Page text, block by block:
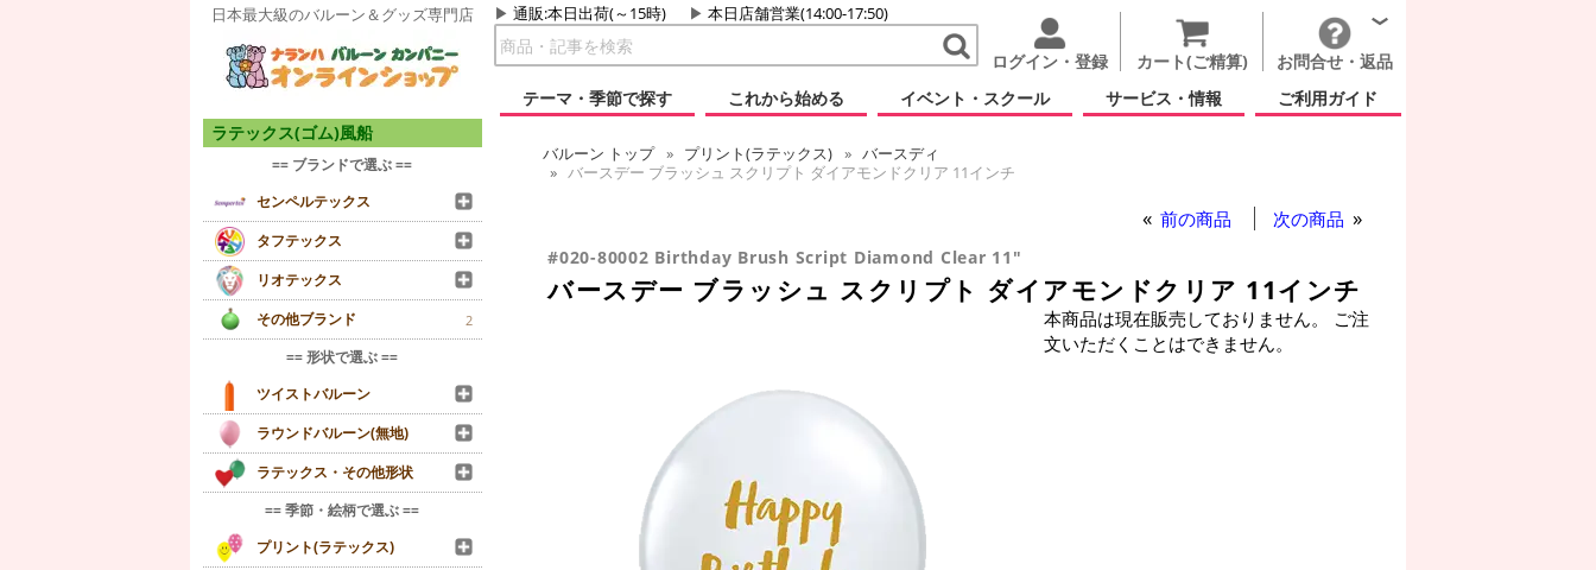
日本最大級のバルーン＆グッズ専門店 通販:本日出荷(～15時) 本日店舗営業(14:00-17:50)
ログイン・登録 カート(ご精算)
お問合せ・返品
テーマ・季節で探す
これから始める イベント・スクール サービス・情報 ご利用ガイド
ラテックス(ゴム)風船
== ブランドで選ぶ ==
センペルテックス
タフテックス
リオテックス
その他ブランド
2
== 形状で選ぶ ==
ツイストバルーン
ラウンドバルーン(無地)
ラテックス・その他形状
== 季節・絵柄で選ぶ ==
プリント(ラテックス)
バルーン トップ プリント(ラテックス)
バースディ
バースデー ブラッシュ スクリプト ダイアモンドクリア 11インチ
前の商品 次の商品
#020-80002 Birthday Brush Script Diamond Clear 11"
バースデー ブラッシュ スクリプト ダイアモンドクリア 11インチ
本商品は現在販売しておりません。 ご注
文いただくことはできません。